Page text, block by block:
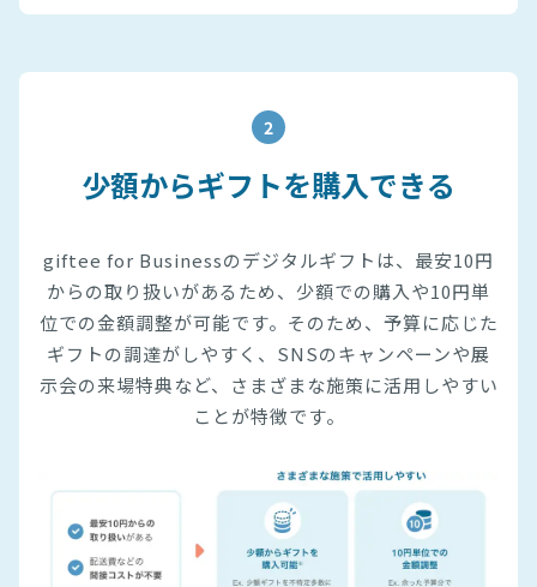
2
少額からギフトを購入できる
giftee for Businessのデジタルギフトは、最安10円
からの取り扱いがあるため、少額での購入や10円単
位での金額調整が可能です。そのため、予算に応じた
ギフトの調達がしやすく、SNSのキャンペーンや展
示会の来場特典など、さまざまな施策に活用しやすい
ことが特徴です。